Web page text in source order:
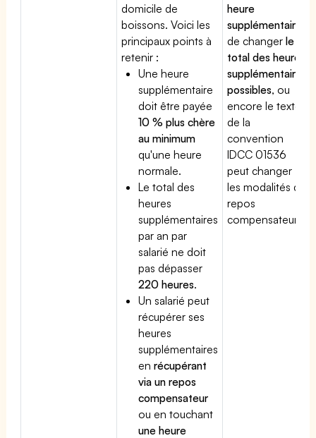
domicile de
boissons. Voici les
principaux points à
retenir :
Une heure
supplémentaire
doit être payée
10 % plus chère
au minimum
qu'une heure
normale.
Le total des
heures
supplémentaires
par an par
salarié ne doit
pas dépasser
220 heures.
Un salarié peut
récupérer ses
heures
supplémentaires
enrécupérant
via un repos
compensateur
ou en touchant
une heure
heure
supplémentaire
de changerle
total des heures
supplémentaires
possibles, ou
encore le texte
de la
convention
IDCC 01536
peut changer
les modalités du
repos
compensateur.